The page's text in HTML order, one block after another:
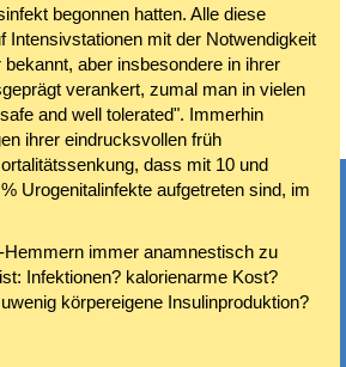
begonnen hatten. Alle diese
Intensivstationen mit der Notwendigkeit
aber insbesondere in ihrer
verankert, zumal man in vielen
and well tolerated". Immerhin
ihrer eindrucksvollen früh
dass mit 10 und
Urogenitalinfekte aufgetreten sind, im
immer anamnestisch zu
Infektionen? kalorienarme Kost?
körpereigene Insulinproduktion?